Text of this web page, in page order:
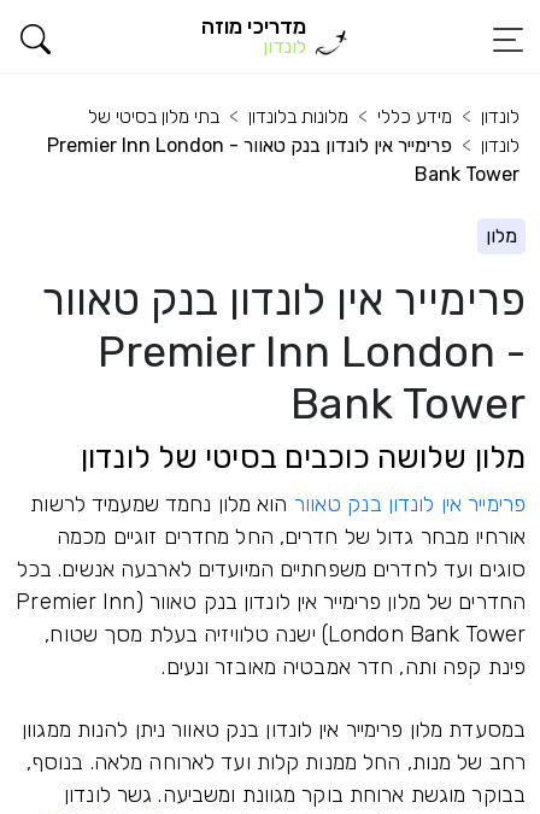
מדריכי מוזה
לונדון
לונדון מידע כללי מלונות בלונדון
בתי מלון בסיטי של
לונדון
פרימייר אין לונדון בנק טאוור - Premier Inn London
Bank Tower
מלון
פרימייר אין לונדון בנק טאוור
- Premier Inn London
Bank Tower
מלון שלושה כוכבים בסיטי של לונדון
פרימייר אין לונדון בנק טאוור הוא מלון נחמד שמעמיד לרשות
אורחיו מבחר גדול של חדרים, החל מחדרים זוגיים מכמה
סוגים ועד לחדרים משפחתיים המיועדים לארבעה אנשים. בכל
החדרים של מלון פרימייר אין לונדון בנק טאוור (Premier Inn
London Bank Tower) ישנה טלוויזיה בעלת מסך שטוח,
פינת קפה ותה, חדר אמבטיה מאובזר ונעים.
במסעדת מלון פרימייר אין לונדון בנק טאוור ניתן להנות ממגוון
רחב של מנות, החל ממנות קלות ועד לארוחה מלאה. בנוסף,
בבוקר מוגשת ארוחת בוקר מגוונת ומשביעה. גשר לונדון